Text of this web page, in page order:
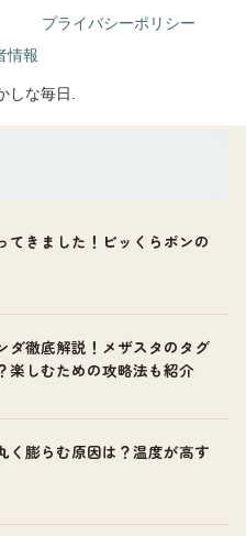
プライバシーポリシー
情報
しな毎日.
てきました！ビッくらポンの
ダ徹底解説！メザスタのタグ
楽しむための攻略法も紹介
く膨らむ原因は？温度が高す